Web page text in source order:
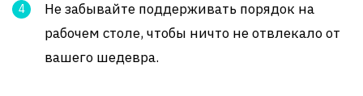
Не забывайте поддерживать порядок на
рабочем столе, чтобы ничто не отвлекало от
вашего шедевра.